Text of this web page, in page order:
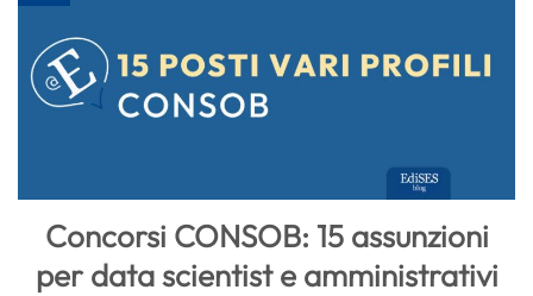
Concorsi CONSOB: 15 assunzioni
per data scientist e amministrativi